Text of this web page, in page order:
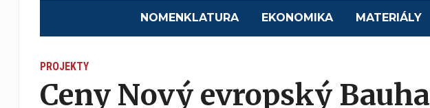
NOMENKLATURA EKONOMIKA MATERIÁLY
PROJEKTY
Ceny Nový evropský